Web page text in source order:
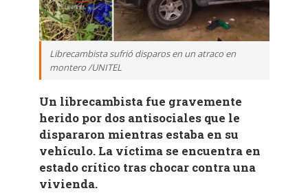
Librecambista sufrió disparos en un atraco en
montero /UNITEL
Un librecambista fue gravemente
herido por dos antisociales que le
dispararon mientras estaba en su
vehículo. La víctima se encuentra en
estado crítico tras chocar contra una
vivienda.